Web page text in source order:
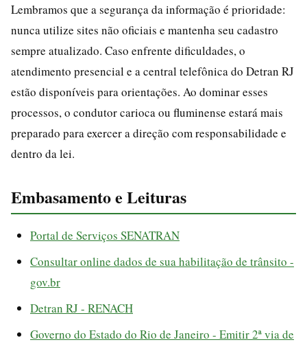
Lembramos que a segurança da informação é prioridade:
nunca utilize sites não oficiais e mantenha seu cadastro
sempre atualizado. Caso enfrente dificuldades, o
atendimento presencial e a central telefônica do Detran RJ
estão disponíveis para orientações. Ao dominar esses
processos, o condutor carioca ou fluminense estará mais
preparado para exercer a direção com responsabilidade e
dentro da lei.
Embasamento e Leituras
Portal de Serviços SENATRAN
Consultar online dados de sua habilitação de trânsito -
gov.br
Detran RJ - RENACH
Governo do Estado do Rio de Janeiro - Emitir 2ª via de